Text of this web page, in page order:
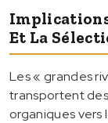
Et La
Les « grandes
transportent
organiques vers